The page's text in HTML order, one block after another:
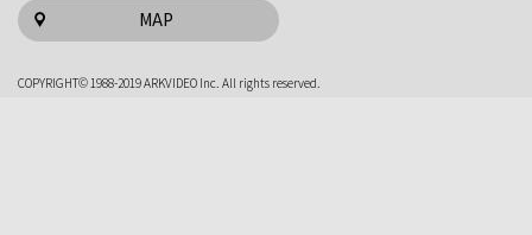
MAP
COPYRIGHT© 1988-2019 ARKVIDEO Inc. All rights reserved.